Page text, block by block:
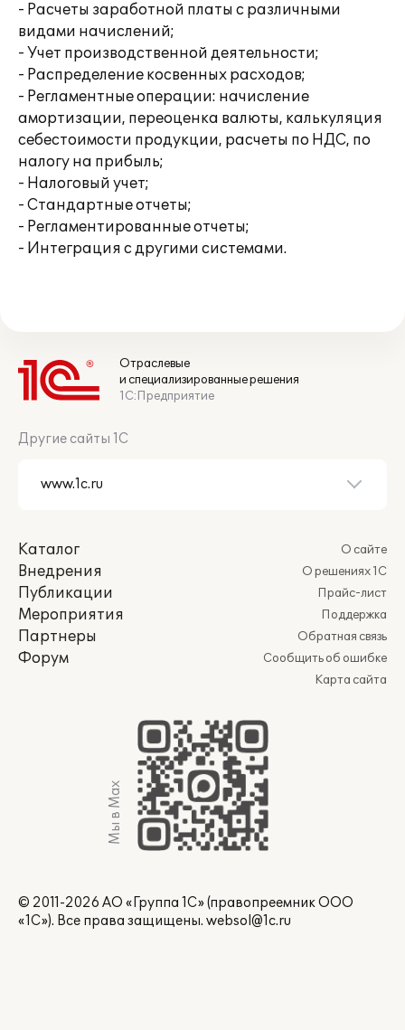
- Расчеты заработной платы с различными
видами начислений;
- Учет производственной деятельности;
- Распределение косвенных расходов;
- Регламентные операции: начисление
амортизации, переоценка валюты, калькуляция
себестоимости продукции, расчеты по НДС, по
налогу на прибыль;
- Налоговый учет;
- Стандартные отчеты;
- Регламентированные отчеты;
- Интеграция с другими системами.
Отраслевые
и специализированные решения
1С:Предприятие
Другие сайты 1С
Каталог
Внедрения
Публикации
Мероприятия
Партнеры
Форум
О сайте
О решениях 1С
Прайс-лист
Поддержка
Обратная связь
Сообщить об ошибке
Карта сайта
Мы в Max
© 2011-2026 АО «Группа 1С» (правопреемник ООО
«1С»). Все права защищены. websol@1c.ru